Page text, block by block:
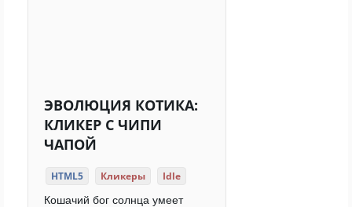
ЭВОЛЮЦИЯ КОТИКА:
КЛИКЕР С ЧИПИ
ЧАПОЙ
HTML5 Кликеры Idle
Кошачий бог солнца умеет